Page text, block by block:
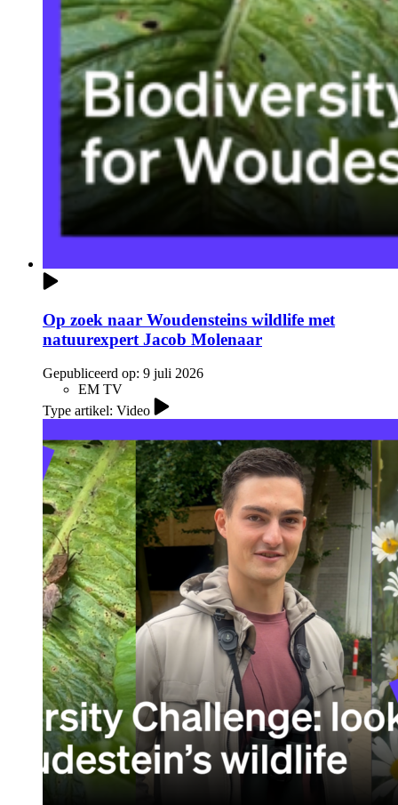
Op zoek naar Woudensteins wildlife met
natuurexpert Jacob Molenaar
Gepubliceerd op: 9 juli 2026
EM TV
Type artikel: Video